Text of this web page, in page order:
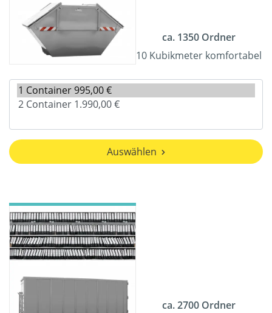
ca. 1350 Ordner
10 Kubikmeter komfortabel
Auswählen
ca. 2700 Ordner